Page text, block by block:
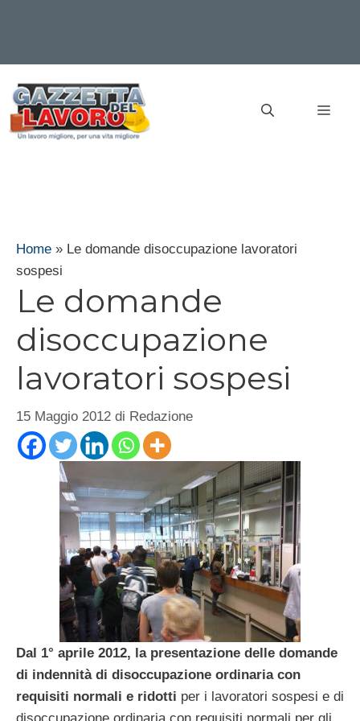
contenuto
Home » Le domande disoccupazione lavoratori
sospesi
Le domande
disoccupazione
lavoratori sospesi
15 Maggio 2012 di Redazione
Dal 1° aprile 2012, la presentazione delle domande
di indennità di disoccupazione ordinaria con
requisiti normali e ridotti per i lavoratori sospesi e di